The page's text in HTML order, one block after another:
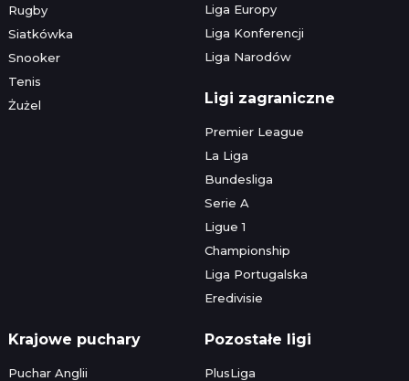
Rugby
Siatkówka
Snooker
Tenis
Żużel
Liga Europy
Liga Konferencji
Liga Narodów
Ligi zagraniczne
Premier League
La Liga
Bundesliga
Serie A
Ligue 1
Championship
Liga Portugalska
Eredivisie
Krajowe puchary
Puchar Anglii
Pozostałe ligi
PlusLiga